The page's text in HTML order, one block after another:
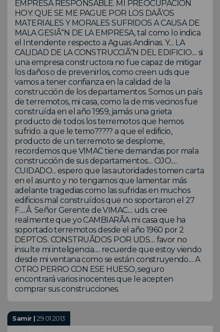
EMPRESA RESPONSABLE. MI PREOCUPACION
HOY: QUE SE ME PAGUE POR LOS DAÃ‘OS
MATERIALES Y MORALES SUFRIDOS A CAUSA DE
MALA GESIÃ“N DE LA EMPRESA, tal como lo indica
el Intendente respecto a Aguas Andinas. Y.... LA
CALIDAD DE LA CONSTRUCCIÃ“N DEL EDIFICIO.... si
una empresa constructora no fue capaz de mitigar
los daños o de prevenirlos, como creen uds que
vamos a tener confianza en la calidad de la
construcción de los departamentos. Somos un país
de terremotos, mi casa, como la de mis vecinos fue
construída en el año 1959, jamás una grieta
producto de todos los terremotos que hemos
sufrido. a que le temo????? a que el edificio,
producto de un terremoto se desplome,
recordemos que VIMAC tiene demandas por mala
construcción de sus departamentos.... OJO.....
CUIDADO... espero que las autoridades tomen carta
en el asunto y no tengamos que lamentar más
adelante tragedias como las sufridas en muchos
edificios mal construídos que no soportaron el 27
F.....Â Señor Gerente de VIMAC.... uds. cree
realmente que yo CAMBIARÃA mi casa que ha
soportado terremotos desde el año 1960 por 2
DEPTOS. CONSTRUÃDOS POR UDS.... favor no
insulte mi inteligencia..... recuerde que estoy viendo
desde mi ventana como se están construyendo.... A
OTRO PERRO CON ESE HUESO, seguro
encontrará varios inocentes que le acepten
comprar sus construcciones.
Samir |29.01.2013